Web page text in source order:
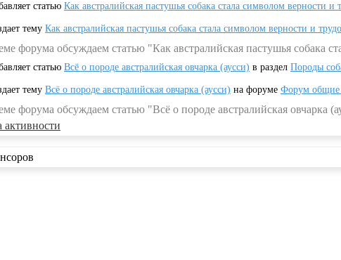
статью Как австралийская пастушья собака стала символом верности и
тему Как австралийская пастушья собака стала символом верности и
форума обсуждаем статью "Как австралийская пастушья собака
статью Всё о породе австралийская овчарка (аусси) в раздел Породы
тему Всё о породе австралийская овчарка (аусси) на форуме Форум общие
форума обсуждаем статью "Всё о породе австралийская овчарка
активности